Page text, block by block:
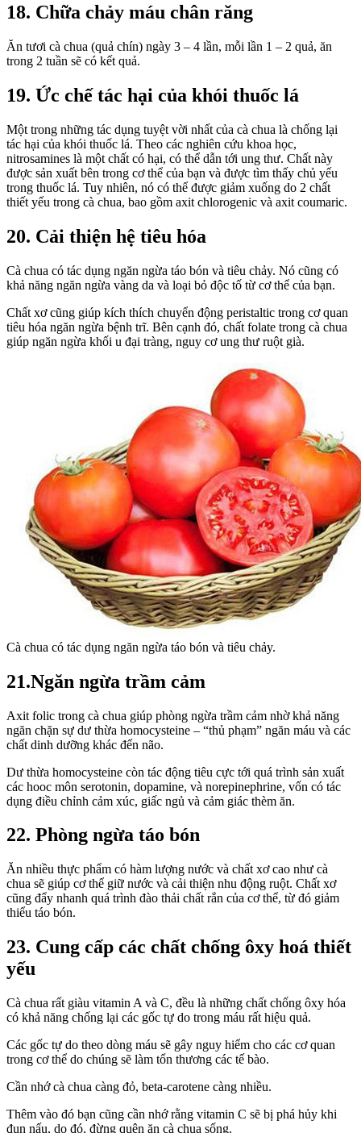
18. Chữa chảy máu chân răng
Ăn tươi cà chua (quả chín) ngày 3 – 4 lần, mỗi lần 1 – 2 quả, ăn
trong 2 tuần sẽ có kết quả.
19. Ức chế tác hại của khói thuốc lá
Một trong những tác dụng tuyệt vời nhất của cà chua là chống lại
tác hại của khói thuốc lá. Theo các nghiên cứu khoa học,
nitrosamines là một chất có hại, có thể dẫn tới ung thư. Chất này
được sản xuất bên trong cơ thể của bạn và được tìm thấy chủ yếu
trong thuốc lá. Tuy nhiên, nó có thể được giảm xuống do 2 chất
thiết yếu trong cà chua, bao gồm axit chlorogenic và axit coumaric.
20. Cải thiện hệ tiêu hóa
Cà chua có tác dụng ngăn ngừa táo bón và tiêu chảy. Nó cũng có
khả năng ngăn ngừa vàng da và loại bỏ độc tố từ cơ thể của bạn.
Chất xơ cũng giúp kích thích chuyển động peristaltic trong cơ quan
tiêu hóa ngăn ngừa bệnh trĩ. Bên cạnh đó, chất folate trong cà chua
giúp ngăn ngừa khối u đại tràng, nguy cơ ung thư ruột già.
Cà chua có tác dụng ngăn ngừa táo bón và tiêu chảy.
21.Ngăn ngừa trầm cảm
Axit folic trong cà chua giúp phòng ngừa trầm cảm nhờ khả năng
ngăn chặn sự dư thừa homocysteine – “thủ phạm” ngăn máu và các
chất dinh dưỡng khác đến não.
Dư thừa homocysteine còn tác động tiêu cực tới quá trình sản xuất
các hooc môn serotonin, dopamine, và norepinephrine, vốn có tác
dụng điều chỉnh cảm xúc, giấc ngủ và cảm giác thèm ăn.
22. Phòng ngừa táo bón
Ăn nhiều thực phẩm có hàm lượng nước và chất xơ cao như cà
chua sẽ giúp cơ thể giữ nước và cải thiện nhu động ruột. Chất xơ
cũng đẩy nhanh quá trình đào thải chất rắn của cơ thể, từ đó giảm
thiểu táo bón.
23. Cung cấp các chất chống ôxy hoá thiết
yếu
Cà chua rất giàu vitamin A và C, đều là những chất chống ôxy hóa
có khả năng chống lại các gốc tự do trong máu rất hiệu quả.
Các gốc tự do theo dòng máu sẽ gây nguy hiểm cho các cơ quan
trong cơ thể do chúng sẽ làm tổn thương các tế bào.
Cần nhớ cà chua càng đỏ, beta-carotene càng nhiều.
Thêm vào đó bạn cũng cần nhớ rằng vitamin C sẽ bị phá hủy khi
đun nấu, do đó, đừng quên ăn cà chua sống.